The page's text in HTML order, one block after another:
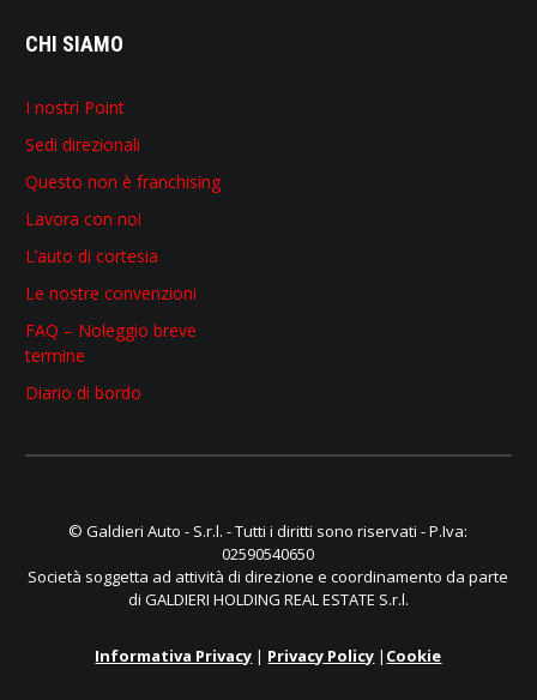
CHI SIAMO
I nostri Point
Sedi direzionali
Questo non è franchising
Lavora con noi
L’auto di cortesia
Le nostre convenzioni
FAQ – Noleggio breve
termine
Diario di bordo
© Galdieri Auto - S.r.l. - Tutti i diritti sono riservati - P.Iva:
02590540650
Società soggetta ad attività di direzione e coordinamento da parte
di GALDIERI HOLDING REAL ESTATE S.r.l.
Informativa Privacy | Privacy Policy | Cookie